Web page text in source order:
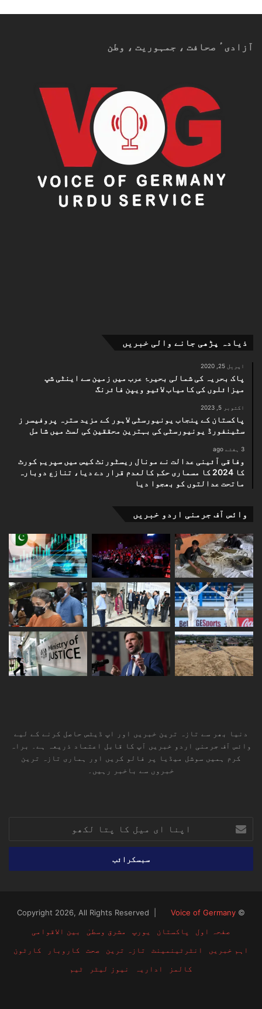
آزادیٴ صحافت ، جمہوریت ، وطن
ذیادہ پڑھی جانے والی خبریں
اپریل 25, 2020
پاک بحریہ کی شمالی بحیرۂ عرب میں زمین سے اینٹی شپ
میزائلوں کی کامیاب لائیو ویپن فائرنگ
اکتوبر 5, 2023
پاکستان کے پنجاب یونیورسٹی لاہور کے مزید سترہ پروفیسر ز
سٹینفورڈ یونیورسٹی کی بہترین محققین کی لسٹ میں شامل
3 ہفتے ago
وفاقی آئینی عدالت نے مونال ریسٹورنٹ کیس میں سپریم کورٹ
کا 2024 کا مسماری حکم کالعدم قرار دے دیا، تنازع دوبارہ
ماتحت عدالتوں کو بھجوا دیا
وائس آف جرمنی اردو خبریں
دنیا بھر سے تازہ ترین خبریں اور اپ ڈیٹس حاصل کرنے کے لیے
وائس آف جرمنی اردو خبریں آپ کا قابل اعتماد ذریعہ ہے۔ براہ
کرم ہمیں سوشل میڈیا پر فالو کریں اور ہماری تازہ ترین
خبروں سے باخبر رہیں۔
ای
میل
پتا
© Copyright 2026, All Rights Reserved |
Voice of Germany
صفحہ اول
پاکستان یورپ مشرق وسطیٰ
بین الاقوامی
اہم خبریں
انٹرٹینمینٹ تازہ ترین صحت کاروبار
کارٹون
کالمز
اداریہ نیوز لیٹر ٹیم